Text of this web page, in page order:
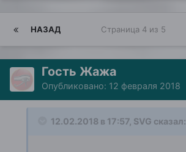
НАЗАД Страница 4 из 5
Гость Жажа
Опубликовано: 12 февраля 2018
12.02.2018 в 17:57, SVG сказал: